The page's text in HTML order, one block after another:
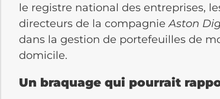
le registre national des entreprises,
directeurs de la compagnieAston
dans la gestion de portefeuilles de
domicile.
Un braquage qui pourrait